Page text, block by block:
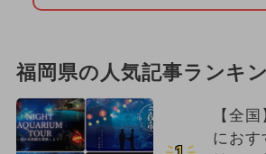
福岡県の人気記事ランキ
【全
におす